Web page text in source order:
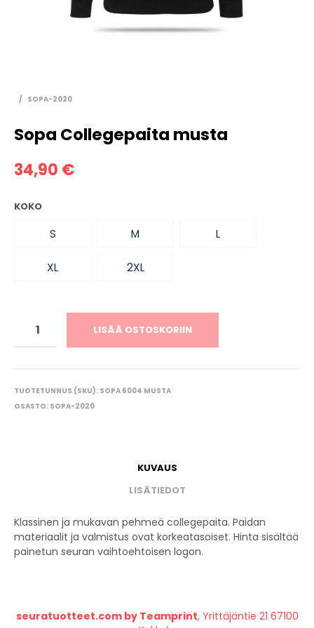
/ SOPA-2020
Sopa Collegepaita musta
34,90 €
KOKO
S M L
XL 2XL
LISÄÄ OSTOSKORIIN
TUOTETUNNUS (SKU): SOPA 6004 MUSTA
OSASTO: SOPA-2020
KUVAUS
LISÄTIEDOT
Klassinen ja mukavan pehmeä collegepaita. Paidan
materiaalit ja valmistus ovat korkeatasoiset. Hinta sisältää
painetun seuran vaihtoehtoisen logon.
seuratuotteet.com by Teamprint, Yrittäjäntie 21 67100